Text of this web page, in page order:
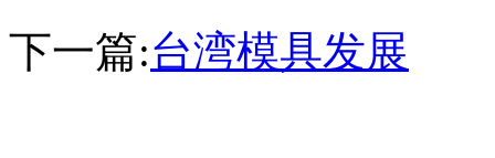
下一篇:台湾模具发展